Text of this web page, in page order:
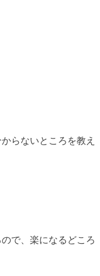
らないところを教え
で、楽になるどころ